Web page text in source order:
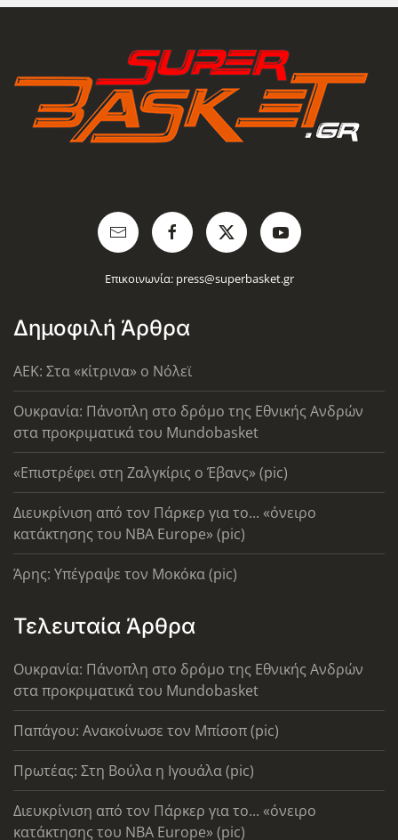
Επικοινωνία: press@superbasket.gr
Δημοφιλή Άρθρα
AEK: Στα «κίτρινα» ο Νόλεϊ
Ουκρανία: Πάνοπλη στο δρόμο της Εθνικής Ανδρών
στα προκριματικά του Mundobasket
«Επιστρέφει στη Ζαλγκίρις ο Έβανς» (pic)
Διευκρίνιση από τον Πάρκερ για το... «όνειρο
κατάκτησης του ΝΒΑ Europe» (pic)
Άρης: Υπέγραψε τον Μοκόκα (pic)
Τελευταία Άρθρα
Ουκρανία: Πάνοπλη στο δρόμο της Εθνικής Ανδρών
στα προκριματικά του Mundobasket
Παπάγου: Ανακοίνωσε τον Μπίσοπ (pic)
Πρωτέας: Στη Βούλα η Ιγουάλα (pic)
Διευκρίνιση από τον Πάρκερ για το... «όνειρο
κατάκτησης του ΝΒΑ Europe» (pic)